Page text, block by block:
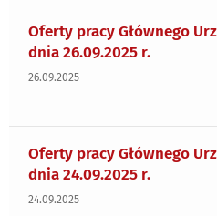
Oferty pracy Głównego
dnia 26.09.2025 r.
26.09.2025
Oferty pracy Głównego
dnia 24.09.2025 r.
24.09.2025